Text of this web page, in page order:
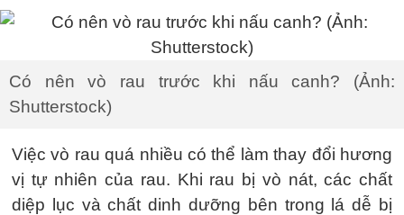
Có nên vò rau trước khi nấu canh? (Ảnh:
Shutterstock)
Việc vò rau quá nhiều có thể làm thay đổi hương
vị tự nhiên của rau. Khi rau bị vò nát, các chất
diệp lục và chất dinh dưỡng bên trong lá dễ bị